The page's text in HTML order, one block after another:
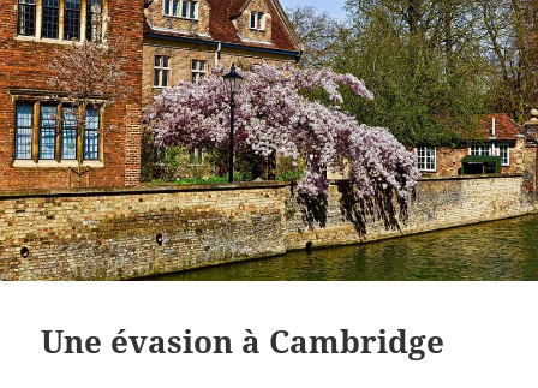
Une évasion à Cambridge